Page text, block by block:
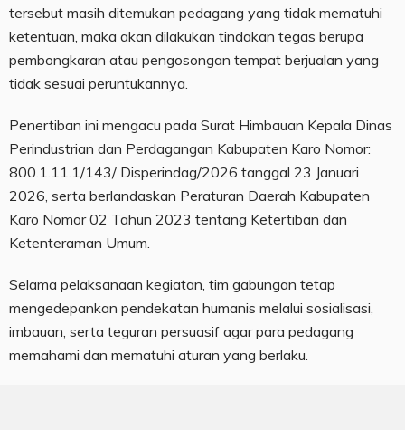
tersebut masih ditemukan pedagang yang tidak mematuhi
ketentuan, maka akan dilakukan tindakan tegas berupa
pembongkaran atau pengosongan tempat berjualan yang
tidak sesuai peruntukannya.
Penertiban ini mengacu pada Surat Himbauan Kepala Dinas
Perindustrian dan Perdagangan Kabupaten Karo Nomor:
800.1.11.1/143/ Disperindag/2026 tanggal 23 Januari
2026, serta berlandaskan Peraturan Daerah Kabupaten
Karo Nomor 02 Tahun 2023 tentang Ketertiban dan
Ketenteraman Umum.
Selama pelaksanaan kegiatan, tim gabungan tetap
mengedepankan pendekatan humanis melalui sosialisasi,
imbauan, serta teguran persuasif agar para pedagang
memahami dan mematuhi aturan yang berlaku.